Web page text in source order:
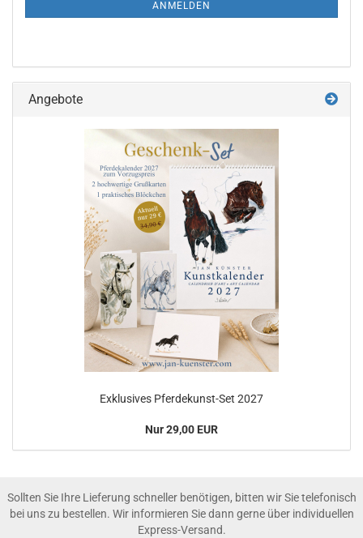
ANMELDEN
Angebote
Exklusives Pferdekunst-Set 2027
Nur 29,00 EUR
Sollten Sie Ihre Lieferung schneller benötigen, bitten wir Sie telefonisch
bei uns zu bestellen. Wir informieren Sie dann gerne über individuellen
Express-Versand.